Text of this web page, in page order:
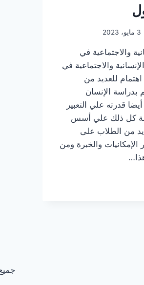
3 مايو، 2023
والاجتماعية في
والاجتماعية في
للعديد من
بدراسة الإنسان
قدرته علي التعبير
كل ذلك علي أسس
من الطلاب على
الإمكانيات والخبرة ومن
جميع